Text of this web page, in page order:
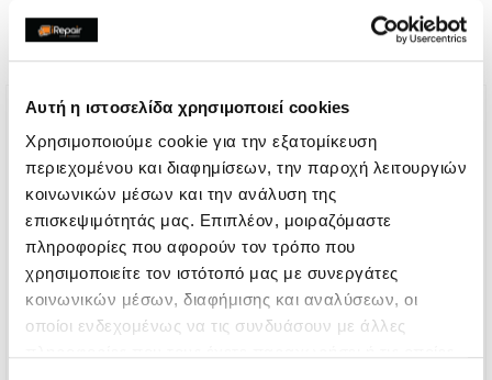
Αυτή η ιστοσελίδα χρησιμοποιεί cookies
Χρησιμοποιούμε cookie για την εξατομίκευση
περιεχομένου και διαφημίσεων, την παροχή λειτουργιών
κοινωνικών μέσων και την ανάλυση της
επισκεψιμότητάς μας. Επιπλέον, μοιραζόμαστε
πληροφορίες που αφορούν τον τρόπο που
χρησιμοποιείτε τον ιστότοπό μας με συνεργάτες
κοινωνικών μέσων, διαφήμισης και αναλύσεων, οι
οποίοι ενδεχομένως να τις συνδυάσουν με άλλες
τις παρακάτω επισκευές: